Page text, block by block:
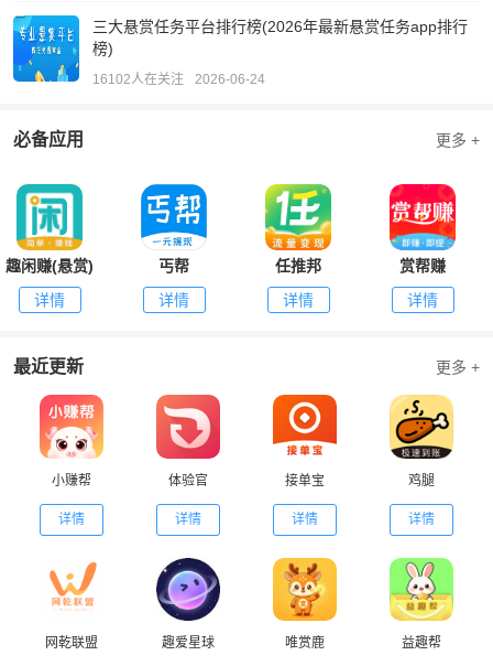
三大悬赏任务平台排行榜(2026年最新悬赏任务app排行
榜)
16102人在关注 2026-06-24
必备应用 更多 +
趣闲赚(悬赏)
详情
丐帮
详情
任推邦
详情
赏帮赚
详情
最近更新 更多 +
小赚帮
详情
体验官
详情
接单宝
详情
鸡腿
详情
网乾联盟 趣爱星球 唯赏鹿 益趣帮